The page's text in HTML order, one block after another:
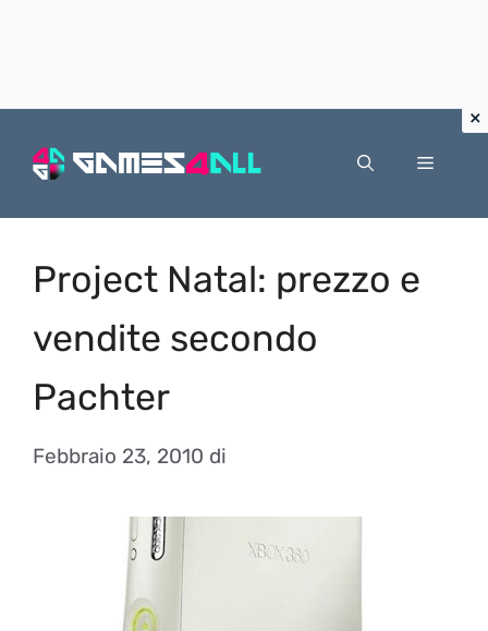
Menu
Project Natal: prezzo e
vendite secondo
Pachter
Febbraio 23, 2010 di